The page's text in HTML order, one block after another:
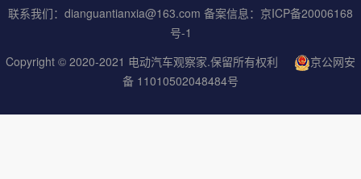
联系我们：dianguantianxia@163.com 备案信息： 京ICP备20006168
号-1
Copyright © 2020-2021 电动汽车观察家.保留所有权利
京公网安
备 11010502048484号